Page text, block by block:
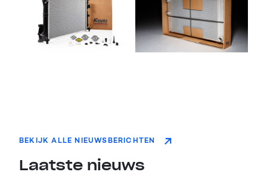
Laatste nieuws
BEKIJK ALLE NIEUWSBERICHTEN